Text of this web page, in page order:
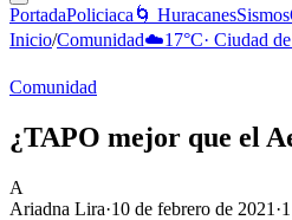
PortadaPoliciaca 🌀 HuracanesSismos
Inicio/Comunidad☁️17°C· Ciudad
Comunidad
¿TAPO mejor que el
A
Ariadna Lira·10 de febrero de 2021 ·1